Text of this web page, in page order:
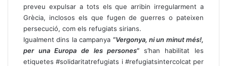
preveu expulsar a tots els que arribin irregularment a
Grècia, inclosos els que fugen de guerres o pateixen
persecució, com els refugiats sirians.
Igualment dins la campanya “Vergonya, ni un minut més!,
per una Europa de les persones” s’han habilitat les
etiquetes #solidaritatrefugiats i #refugiatsintercolcat per